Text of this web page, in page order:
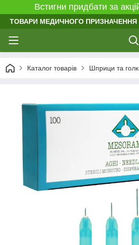
Встигни придбати за
ТОВАРИ МЕДИЧНОГО ПРИЗНАЧЕННЯ
Каталог товарів Шприци та